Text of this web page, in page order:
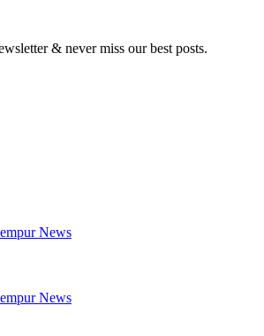
& never miss our best posts.
Gempur
Gempur